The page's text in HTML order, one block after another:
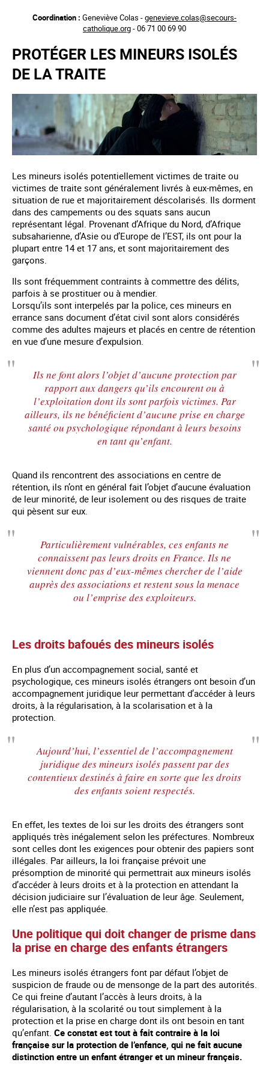
principal
Coordination : Geneviève Colas -genevieve.colas@secours-
catholique.org- 06 71 00 69 90
PROTÉGER LES MINEURS ISOLÉS
DE LA TRAITE
Les mineurs isolés potentiellement victimes de traite ou
victimes de traite sont généralement livrés à eux-mêmes, en
situation de rue et majoritairement déscolarisés. Ils dorment
dans des campements ou des squats sans aucun
représentant légal. Provenant d’Afrique du Nord, d’Afrique
subsaharienne, d’Asie ou d’Europe de l’EST, ils ont pour la
plupart entre 14 et 17 ans, et sont majoritairement des
garçons.
Ils sont fréquemment contraints à commettre des délits,
parfois à se prostituer ou à mendier.
Lorsqu’ils sont interpelés par la police, ces mineurs en
errance sans document d’état civil sont alors considérés
comme des adultes majeurs et placés en centre de rétention
en vue d’une mesure d’expulsion.
Ils ne font alors l’objet d’aucune protection par
rapport aux dangers qu’ils encourent ou à
l’exploitation dont ils sont parfois victimes. Par
ailleurs, ils ne bénéficient d’aucune prise en charge
santé ou psychologique répondant à leurs besoins
en tant qu’enfant.
Quand ils rencontrent des associations en centre de
rétention, ils n’ont en général fait l’objet d’aucune évaluation
de leur minorité, de leur isolement ou des risques de traite
qui pèsent sur eux.
Particulièrement vulnérables, ces enfants ne
connaissent pas leurs droits en France. Ils ne
viennent donc pas d’eux-mêmes chercher de l’aide
auprès des associations et restent sous la menace
ou l’emprise des exploiteurs.
Les droits bafoués des mineurs isolés
En plus d’un accompagnement social, santé et
psychologique, ces mineurs isolés étrangers ont besoin d’un
accompagnement juridique leur permettant d’accéder à leurs
droits, à la régularisation, à la scolarisation et à la
protection.
Aujourd’hui, l’essentiel de l’accompagnement
juridique des mineurs isolés passent par des
contentieux destinés à faire en sorte que les droits
des enfants soient respectés.
En effet, les textes de loi sur les droits des étrangers sont
appliqués très inégalement selon les préfectures. Nombreux
sont celles dont les exigences pour obtenir des papiers sont
illégales. Par ailleurs, la loi française prévoit une
présomption de minorité qui permettrait aux mineurs isolés
d’accéder à leurs droits et à la protection en attendant la
décision judiciaire sur l’évaluation de leur âge. Seulement,
elle n’est pas appliquée.
Une politique qui doit changer de prisme dans
la prise en charge des enfants étrangers
Les mineurs isolés étrangers font par défaut l’objet de
suspicion de fraude ou de mensonge de la part des autorités.
Ce qui freine d’autant l’accès à leurs droits, à la
régularisation, à la scolarité ou tout simplement à la
protection et la prise en charge dont ils ont besoin en tant
qu’enfant. Ce constat est tout à fait contraire à la loi
française sur la protection de l’enfance, qui ne fait aucune
distinction entre un enfant étranger et un mineur français.